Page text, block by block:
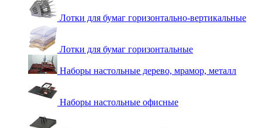
Лотки для бумаг горизонтально-вертикальные
Лотки для бумаг горизонтальные
Наборы настольные дерево, мрамор, металл
Наборы настольные офисные